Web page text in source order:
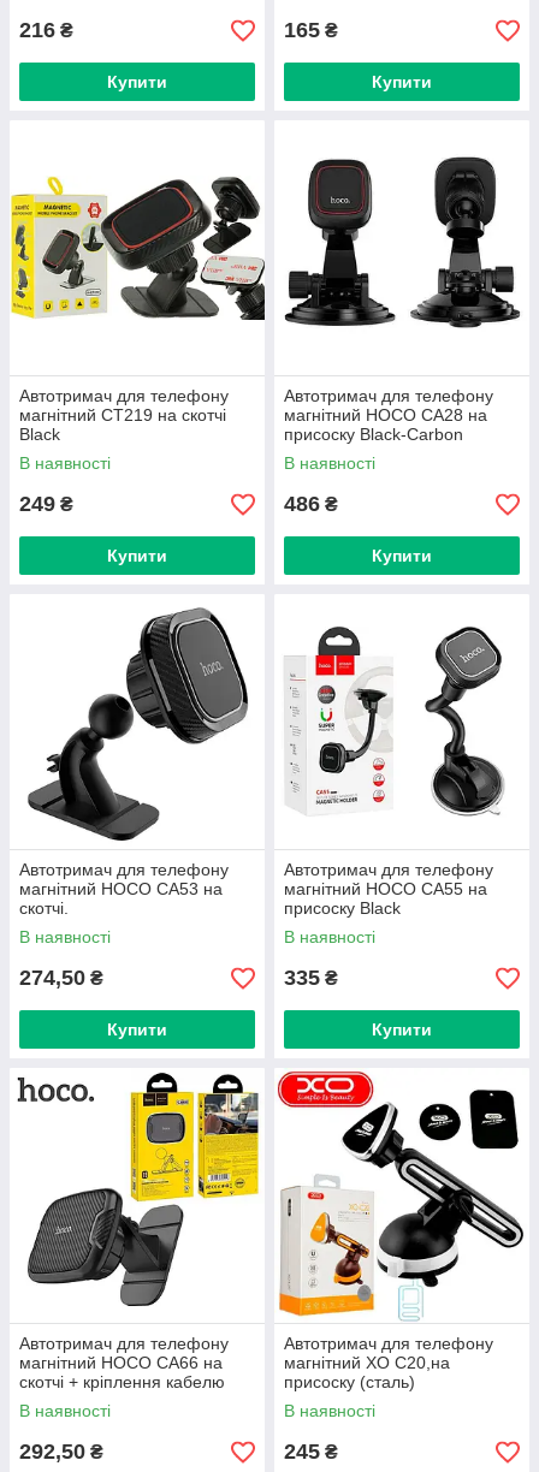
216 ₴
Купити
165 ₴
Купити
Автотримач для телефону
магнітний CT219 на скотчі
Black
В наявності
249 ₴
Купити
Автотримач для телефону
магнітний HOCO CA28 на
присоску Black-Carbon
В наявності
486 ₴
Купити
Автотримач для телефону
магнітний HOCO CA53 на
скотчі.
В наявності
274,50 ₴
Купити
Автотримач для телефону
магнітний HOCO CA55 на
присоску Black
В наявності
335 ₴
Купити
Автотримач для телефону
магнітний HOCO CA66 на
скотчі + кріплення кабелю
Black-Carbon
В наявності
292,50 ₴
Автотримач для телефону
магнітний XO C20,на
присоску (сталь)
В наявності
245 ₴